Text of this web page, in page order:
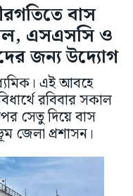
বাস
এসএসসি ও
জন্য উদ্যোগ
এই আবহে
রবিবার সকাল
সেতু দিয়ে বাস
জেলা প্রশাসন।